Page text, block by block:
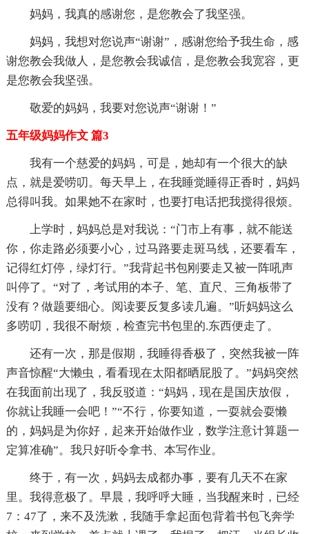
妈妈，我真的感谢您，是您教会了我坚强。
妈妈，我想对您说声“谢谢”，感谢您给予我生命，感
谢您教会我做人，是您教会我诚信，是您教会我宽容，更
是您教会我坚强。
敬爱的妈妈，我要对您说声“谢谢！”
五年级妈妈作文 篇3
我有一个慈爱的妈妈，可是，她却有一个很大的缺
点，就是爱唠叨。每天早上，在我睡觉睡得正香时，妈妈
总得叫我。如果她不在家时，也要打电话把我搅得很烦。
上学时，妈妈总是对我说：“门市上有事，就不能送
你，你走路必须要小心，过马路要走斑马线，还要看车，
记得红灯停，绿灯行。”我背起书包刚要走又被一阵吼声
叫停了。“对了，考试用的本子、笔、直尺、三角板带了
没有？做题要细心。阅读要反复多读几遍。”听妈妈这么
多唠叨，我很不耐烦，检查完书包里的.东西便走了。
还有一次，那是假期，我睡得香极了，突然我被一阵
声音惊醒“大懒虫，看看现在太阳都晒屁股了。”妈妈突然
在我面前出现了，我反驳道：“妈妈，现在是国庆放假，
你就让我睡一会吧！”“不行，你要知道，一耍就会耍懒
的，妈妈是为你好，起来开始做作业，数学注意计算题一
定算准确”。我只好听令拿书、本写作业。
终于，有一次，妈妈去成都办事，要有几天不在家
里。我得意极了。早晨，我呼呼大睡，当我醒来时，已经
7：47了，来不及洗漱，我随手拿起面包背着书包飞奔学